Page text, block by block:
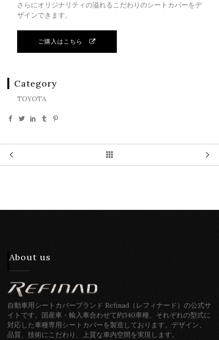
さらにオリジナリティの溢れるこだわりのシートカバーをデ
ザインできます。
ご購入はこちら
Category
TOYOTA
About us
自動車用シートカバーブランド Refinad（レフィナード）の公式サ
イトです。国産車・輸入車合わせて約340車種、それぞれの型式に
対応した車種専用シートカバーを製造しております。デザイン、
品質、技術にこだわり、上質な車内空間を実現します。